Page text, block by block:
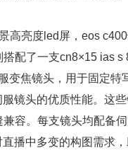
高亮度led屏，eos
配了一支cn8×15 ias
变焦镜头，用于固定
镜头的优质性能。这
容。每支镜头均配备
播中多变的构图需求